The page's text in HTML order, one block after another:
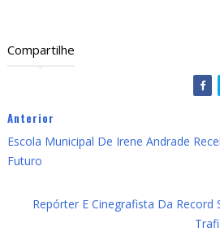
Compartilhe
Anterior
Escola Municipal De Irene Andrade
Futuro
Repórter E Cinegrafista Da